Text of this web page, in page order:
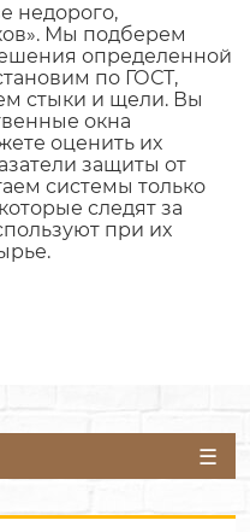
недорого,
Мы подберем
определенной
по ГОСТ,
стыки и щели. Вы
окна
оценить их
защиты от
системы только
следят за
при их